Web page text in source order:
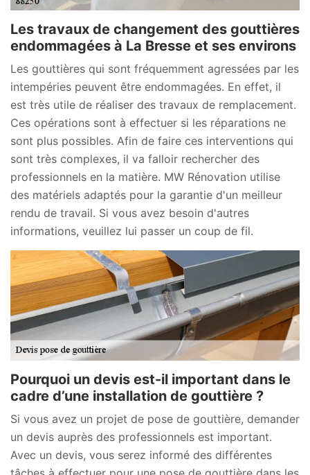
Les travaux de changement des gouttières
endommagées à La Bresse et ses environs
Les gouttières qui sont fréquemment agressées par les
intempéries peuvent être endommagées. En effet, il
est très utile de réaliser des travaux de remplacement.
Ces opérations sont à effectuer si les réparations ne
sont plus possibles. Afin de faire ces interventions qui
sont très complexes, il va falloir rechercher des
professionnels en la matière. MW Rénovation utilise
des matériels adaptés pour la garantie d'un meilleur
rendu de travail. Si vous avez besoin d'autres
informations, veuillez lui passer un coup de fil.
Pourquoi un devis est-il important dans le
cadre d’une installation de gouttière ?
Si vous avez un projet de pose de gouttière, demander
un devis auprès des professionnels est important.
Avec un devis, vous serez informé des différentes